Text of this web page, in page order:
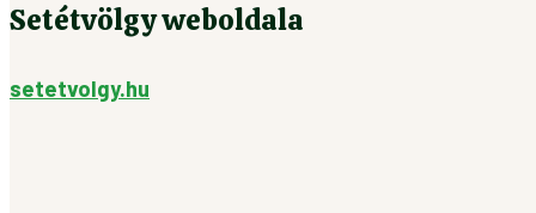
Setétvölgy weboldala
setetvolgy.hu